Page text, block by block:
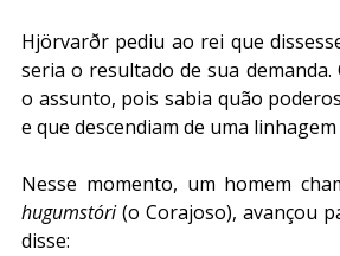
Hjörvarðr pediu ao rei que
seria o resultado de sua
o assunto, pois sabia quão
e que descendiam de uma
Nesse momento, um homem
hugumstóri (o Corajoso), avançou
disse: